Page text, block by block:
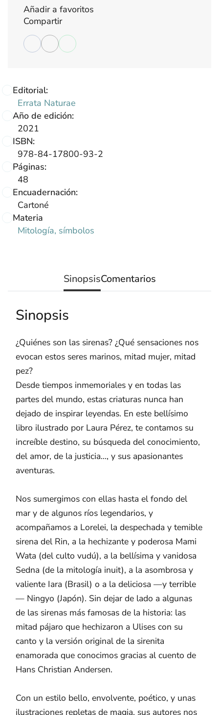
Editorial:
Errata Naturae
Año de edición:
2021
ISBN:
978-84-17800-93-2
Páginas:
48
Encuadernación:
Cartoné
Materia
Mitología, símbolos
Añadir a favoritos
Compartir
SinopsisComentarios
Sinopsis
¿Quiénes son las sirenas? ¿Qué sensaciones nos
evocan estos seres marinos, mitad mujer, mitad
pez?
Desde tiempos inmemoriales y en todas las
partes del mundo, estas criaturas nunca han
dejado de inspirar leyendas. En este bellísimo
libro ilustrado por Laura Pérez, te contamos su
increíble destino, su búsqueda del conocimiento,
del amor, de la justicia..., y sus apasionantes
aventuras.
Nos sumergimos con ellas hasta el fondo del
mar y de algunos ríos legendarios, y
acompañamos a Lorelei, la despechada y temible
sirena del Rin, a la hechizante y poderosa Mami
Wata (del culto vudú), a la bellísima y vanidosa
Sedna (de la mitología inuit), a la asombrosa y
valiente Iara (Brasil) o a la deliciosa —y terrible
— Ningyo (Japón). Sin dejar de lado a algunas
de las sirenas más famosas de la historia: las
mitad pájaro que hechizaron a Ulises con su
canto y la versión original de la sirenita
enamorada que conocimos gracias al cuento de
Hans Christian Andersen.
Con un estilo bello, envolvente, poético, y unas
ilustraciones repletas de magia, sus autores nos